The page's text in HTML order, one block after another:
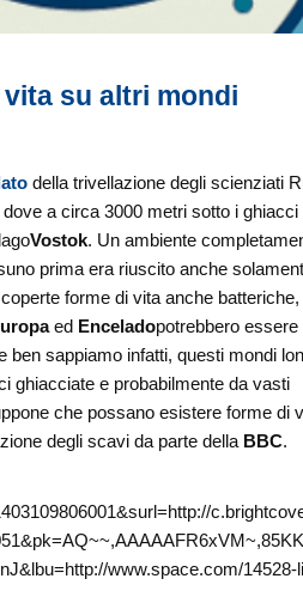
su altri mondi
della trivellazione degli scienziati
dove a circa 3000 metri sotto i ghiacci
Vostok. Un ambiente
prima era riuscito anche
forme di vita anche batteriche,
ed Enceladopotrebbero essere
ben sappiamo infatti, questi mondi
ghiacciate e probabilmente da vasti
che possano esistere forme di
degli scavi da parte della BBC.
www.space.com/14528-